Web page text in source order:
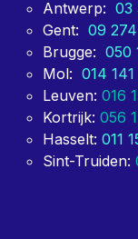
Antwerp: 03
Gent: 09
Brugge: 050
Mol: 014
Leuven: 016
Kortrijk: 056
Hasselt: 011
Sint-Truiden: